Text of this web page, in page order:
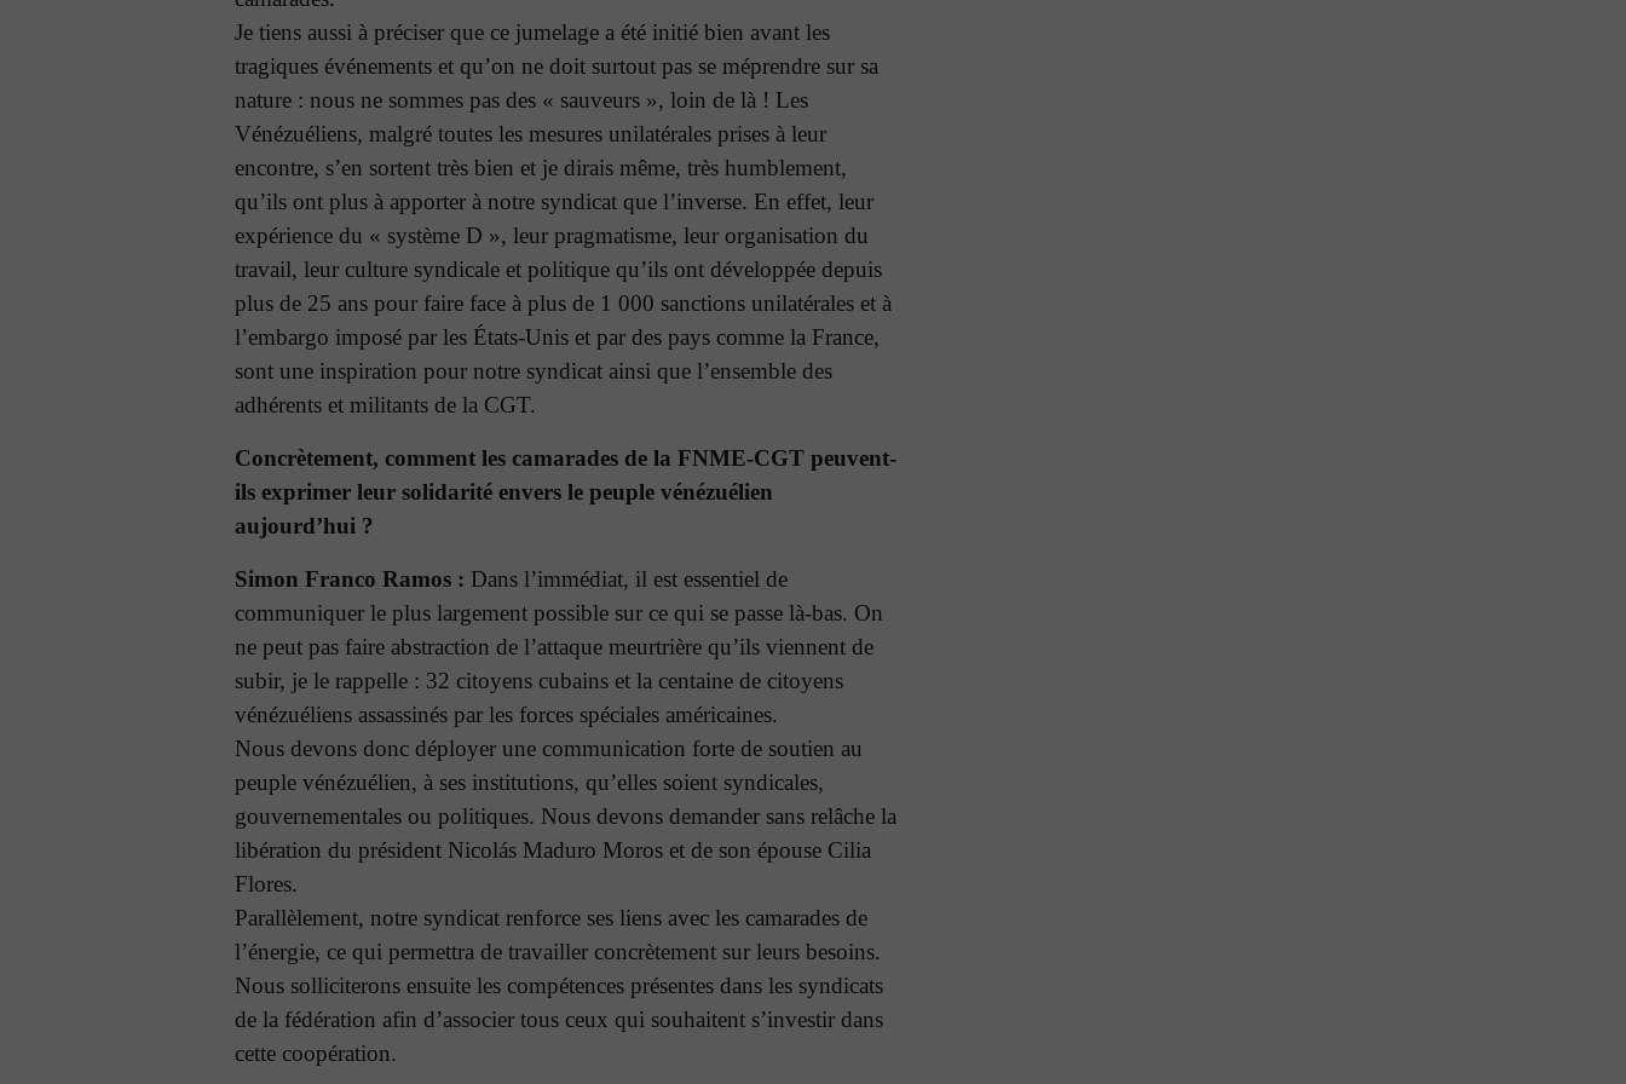
Je tiens aussi à préciser que ce jumelage a été initié bien avant les
tragiques événements et qu’on ne doit surtout pas se méprendre sur sa
nature : nous ne sommes pas des « sauveurs », loin de là ! Les
Vénézuéliens, malgré toutes les mesures unilatérales prises à leur
encontre, s’en sortent très bien et je dirais même, très humblement,
qu’ils ont plus à apporter à notre syndicat que l’inverse. En effet, leur
expérience du « système D », leur pragmatisme, leur organisation du
travail, leur culture syndicale et politique qu’ils ont développée depuis
plus de 25 ans pour faire face à plus de 1 000 sanctions unilatérales et à
l’embargo imposé par les États-Unis et par des pays comme la France,
sont une inspiration pour notre syndicat ainsi que l’ensemble des
adhérents et militants de la CGT.
Concrètement, comment les camarades de la FNME-CGT peuvent-
ils exprimer leur solidarité envers le peuple vénézuélien
aujourd’hui ?
Simon Franco Ramos : Dans l’immédiat, il est essentiel de
communiquer le plus largement possible sur ce qui se passe là-bas. On
ne peut pas faire abstraction de l’attaque meurtrière qu’ils viennent de
subir, je le rappelle : 32 citoyens cubains et la centaine de citoyens
vénézuéliens assassinés par les forces spéciales américaines.
Nous devons donc déployer une communication forte de soutien au
peuple vénézuélien, à ses institutions, qu’elles soient syndicales,
gouvernementales ou politiques. Nous devons demander sans relâche la
libération du président Nicolás Maduro Moros et de son épouse Cilia
Flores.
Parallèlement, notre syndicat renforce ses liens avec les camarades de
l’énergie, ce qui permettra de travailler concrètement sur leurs besoins.
Nous solliciterons ensuite les compétences présentes dans les syndicats
de la fédération afin d’associer tous ceux qui souhaitent s’investir dans
cette coopération.